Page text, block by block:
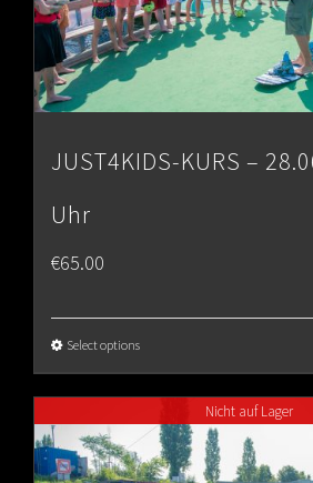
JUST4KIDS-KURS –
Uhr
€65.00
Select options
Nicht auf Lager